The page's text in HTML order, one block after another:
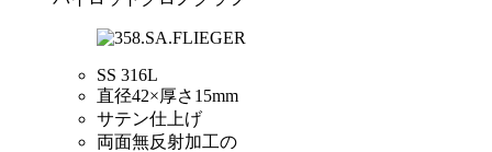
SS 316L
直径42×厚さ15mm
サテン仕上げ
両面無反射加工の